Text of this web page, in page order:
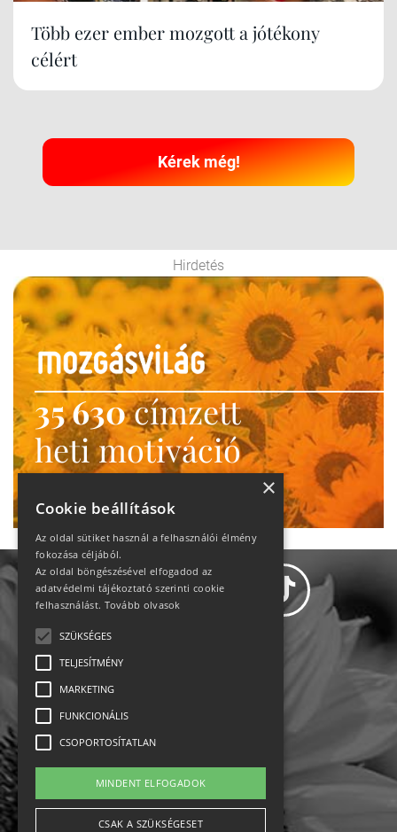
Több ezer ember mozgott a jótékony
célért
Kérek még!
Hirdetés
35 630címzett
heti motiváció
Ne maradj le!
Impresszum-kapcsolat
Jogi nyilatkozat
Rólunk
×
Cookie beállítások
Az oldal sütiket használ a felhasználói élmény
fokozása céljából.
Az oldal böngészésével elfogadod az
adatvédelmi tájékoztató szerinti cookie
felhasználást. Tovább olvasok
SZÜKSÉGES
TELJESÍTMÉNY
MARKETING
FUNKCIONÁLIS
CSOPORTOSÍTATLAN
MINDENT ELFOGADOK
CSAK A SZÜKSÉGESET